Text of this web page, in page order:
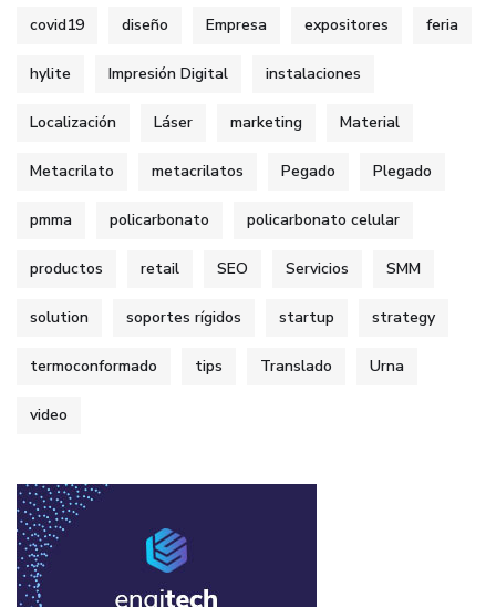
covid19 diseño Empresa expositores feria
hylite Impresión Digital instalaciones
Localización Láser marketing Material
Metacrilato metacrilatos Pegado Plegado
pmma policarbonato policarbonato celular
productos retail SEO Servicios SMM
solution soportes rígidos startup strategy
termoconformado tips Translado Urna
video